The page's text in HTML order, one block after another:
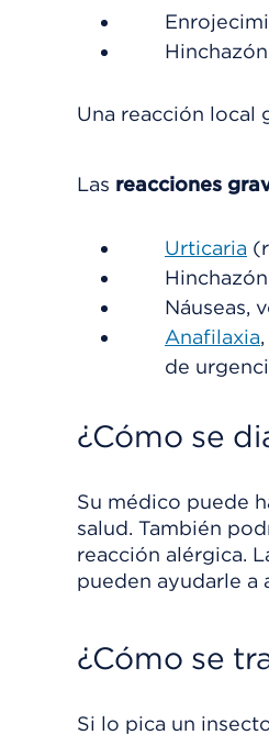
Una reacción local
Las reacciones
Urticaria
Náuseas,
Anafilaxia
de
¿Cómo se
Su médico puede
salud. También
reacción alérgica.
pueden ayudarle a
¿Cómo se
Si lo pica un